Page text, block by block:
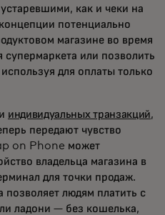
как и чеки на
потенциально
магазине во время
или позволить
для оплаты только
индивидуальных транзакций,
передают чувство
on Phone может
владельца магазина в
для точки продаж.
позволяет людям платить с
ладони — без кошелька,